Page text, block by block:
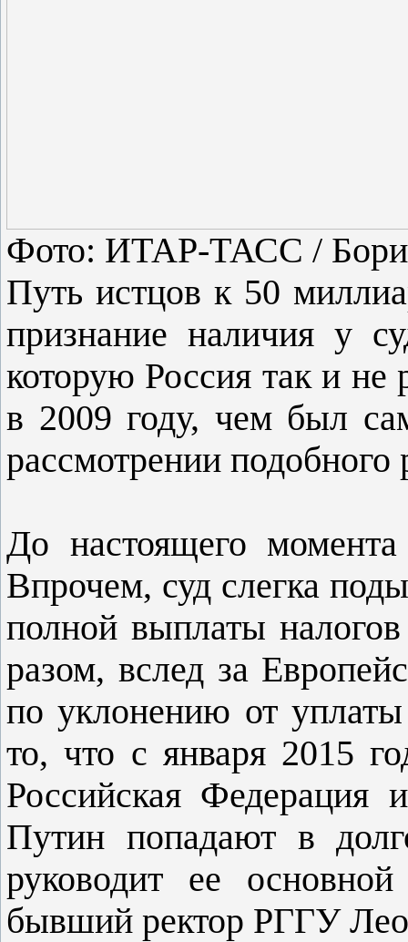
Фото: ИТАР-ТАСС /
Путь истцов к 50
признание наличия у
которую Россия так и
в 2009 году, чем был
рассмотрении
До настоящего
Впрочем, суд слегка
полной выплаты
разом, вслед за
по уклонению от уплаты
то, что с января 2015
Российская Федерация
Путин попадают в
руководит ее
бывший ректор РГГУ